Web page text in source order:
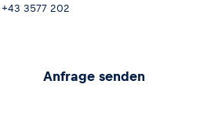
+43 3577 202
Anfrage senden